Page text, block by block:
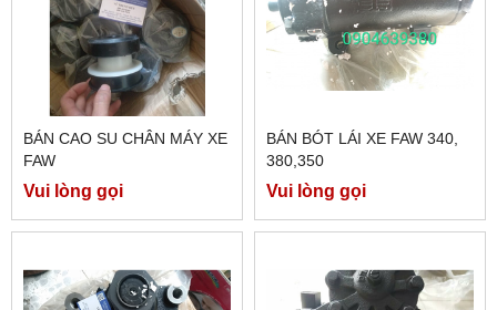
BÁN CAO SU CHÂN MÁY XE
FAW
Vui lòng gọi
BÁN BÓT LÁI XE FAW 340,
380,350
Vui lòng gọi